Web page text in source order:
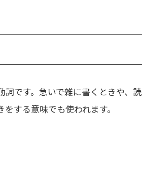
です。急いで雑に書くときや、読
する意味でも使われます。